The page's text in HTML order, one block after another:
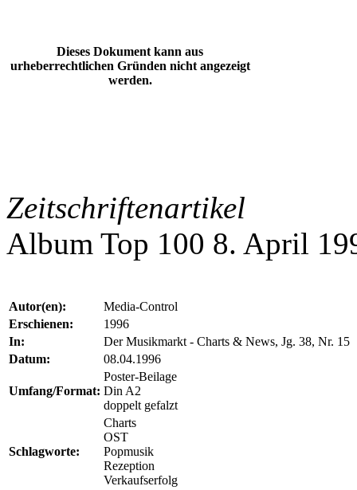
Dieses Dokument kann aus
urheberrechtlichen Gründen nicht angezeigt
werden.
Zeitschriftenartikel
Album Top 100 8. April
Autor(en):
Media-Control
Erschienen:
1996
In:
Der Musikmarkt - Charts & News, Jg. 38, Nr. 15
Datum:
08.04.1996
Umfang/Format:
Poster-Beilage
Din A2
doppelt gefalzt
Schlagworte:
Charts
OST
Popmusik
Rezeption
Verkaufserfolg